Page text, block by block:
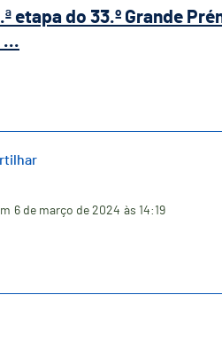
etapa do 33.º Grande
...
6 de março de 2024 às 14:19